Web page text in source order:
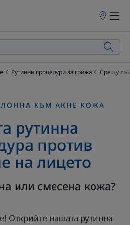
Точки
продажба
Рутинни процедури за грижа Срещу
КЪМ АКНЕ КОЖА
рутинна
против
на лицето
или смесена кожа?
Открийте нашата рутинна